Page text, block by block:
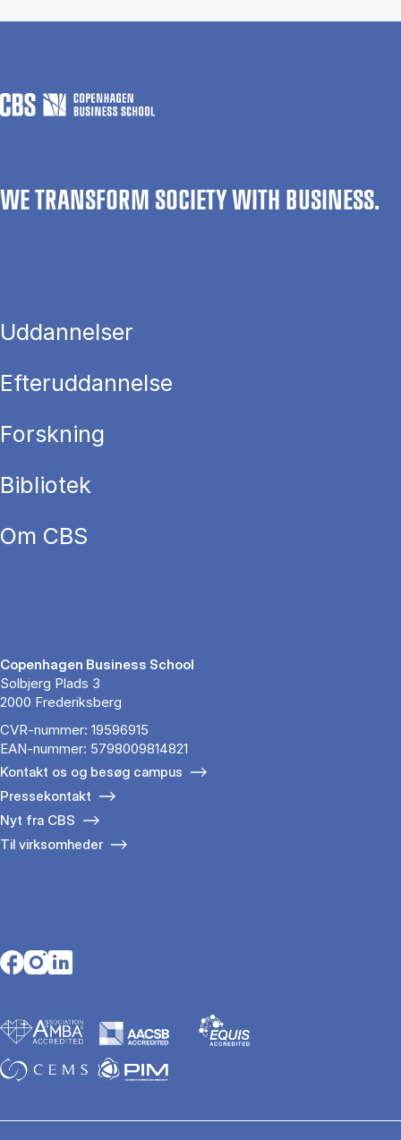
WE TRANSFORM SOCIETY WITH BUSINESS.
Uddannelser
Efteruddannelse
Forskning
Bibliotek
Om CBS
Copenhagen Business School
Solbjerg Plads 3
2000 Frederiksberg
CVR-nummer: 19596915
EAN-nummer: 5798009814821
Kontakt os og besøg campus
Pressekontakt
Nyt fra CBS
Til virksomheder
Opens in a new tab
Opens in a new tab
Opens in a new tab